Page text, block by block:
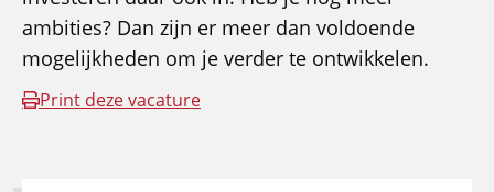
ambities? Dan zijn er meer dan voldoende
mogelijkheden om je verder te ontwikkelen.
Print deze vacature